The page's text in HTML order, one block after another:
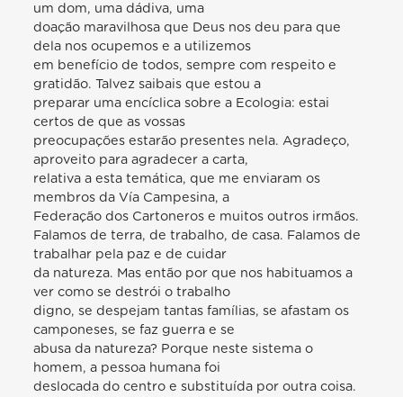
um dom, uma dádiva, uma
doação maravilhosa que Deus nos deu para que
dela nos ocupemos e a utilizemos
em benefício de todos, sempre com respeito e
gratidão. Talvez saibais que estou a
preparar uma encíclica sobre a Ecologia: estai
certos de que as vossas
preocupações estarão presentes nela. Agradeço,
aproveito para agradecer a carta,
relativa a esta temática, que me enviaram os
membros da Vía Campesina, a
Federação dos Cartoneros e muitos outros irmãos.
Falamos de terra, de trabalho, de casa. Falamos de
trabalhar pela paz e de cuidar
da natureza. Mas então por que nos habituamos a
ver como se destrói o trabalho
digno, se despejam tantas famílias, se afastam os
camponeses, se faz guerra e se
abusa da natureza? Porque neste sistema o
homem, a pessoa humana foi
deslocada do centro e substituída por outra coisa.